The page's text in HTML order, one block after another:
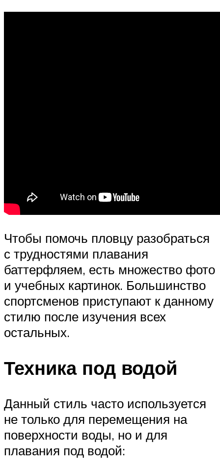
Чтобы помочь пловцу разобраться
с трудностями плавания
баттерфляем, есть множество фото
и учебных картинок. Большинство
спортсменов приступают к данному
стилю после изучения всех
остальных.
Техника под водой
Данный стиль часто используется
не только для перемещения на
поверхности воды, но и для
плавания под водой: